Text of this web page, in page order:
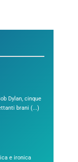
Dylan, cinque
brani (...)
e ironica